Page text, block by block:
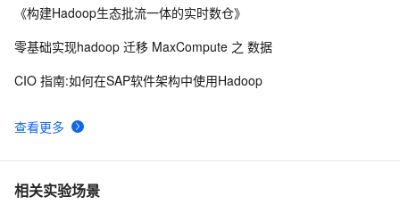
查看更多
《构建Hadoop生态批流一体的实时数仓》
零基础实现hadoop 迁移 MaxCompute 之 数据
CIO 指南:如何在SAP软件架构中使用Hadoop
相关实验场景